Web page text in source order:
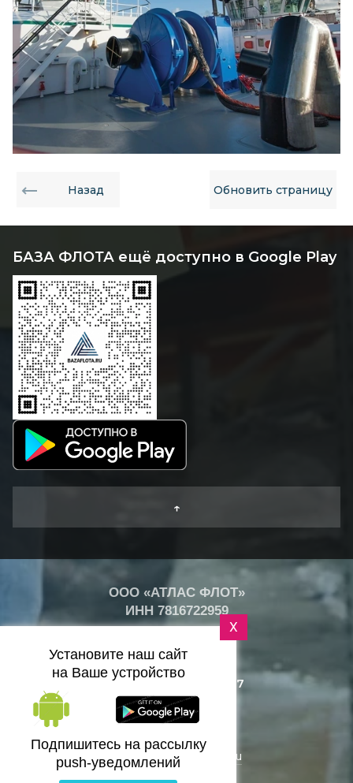
Назад Обновить страницу
БАЗА ФЛОТА ещё доступно в Google Play
↑
ООО «АТЛАС ФЛОТ»
ИНН 7816722959
C
+7 (812) 418-25-77
Санкт-Петербург
zakaz@bazaflota.ru
X
Установите наш сайт
на Ваше устройство
Подпишитесь на рассылку
push-уведомлений